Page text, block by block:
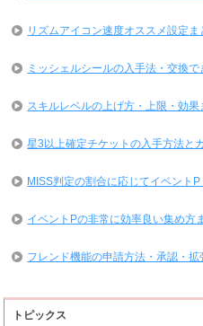
リズムアイコン速度オススメ設定ま
ミッシェルシールの入手法・交換
スキルレベルの上げ方・上限・効
星3以上確定チケットの入手方法と
MISS判定の割合に応じてイベントP
イベントPの非常に効率良い集め方
フレンド機能の申請方法・承認・
トピックス